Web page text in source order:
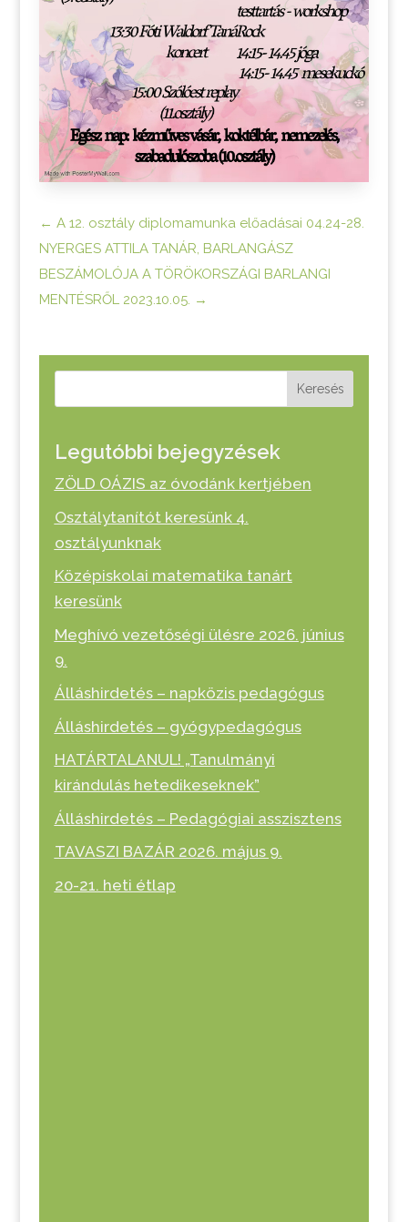
← A 12. osztály diplomamunka előadásai 04.24-28.
NYERGES ATTILA TANÁR, BARLANGÁSZ
BESZÁMOLÓJA A TÖRÖKORSZÁGI BARLANGI
MENTÉSRŐL 2023.10.05. →
Keresés
Legutóbbi bejegyzések
ZÖLD OÁZIS az óvodánk kertjében
Osztálytanítót keresünk 4.
osztályunknak
Középiskolai matematika tanárt
keresünk
Meghívó vezetőségi ülésre 2026. június
9.
Álláshirdetés – napközis pedagógus
Álláshirdetés – gyógypedagógus
HATÁRTALANUL! „Tanulmányi
kirándulás hetedikeseknek”
Álláshirdetés – Pedagógiai asszisztens
TAVASZI BAZÁR 2026. május 9.
20-21. heti étlap